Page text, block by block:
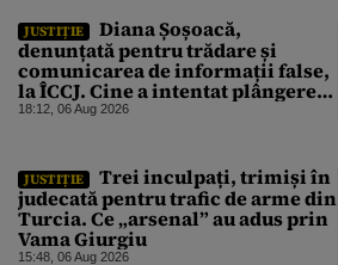
JUSTIȚIE
Diana Șoșoacă,
denunțată pentru trădare și
comunicarea de informații false,
la ÎCCJ. Cine a intentat plângerea
penală
18:12, 06 Aug 2026
JUSTIȚIE
Trei inculpați, trimiși în
judecată pentru trafic de arme din
Turcia. Ce „arsenal” au adus prin
Vama Giurgiu
15:48, 06 Aug 2026